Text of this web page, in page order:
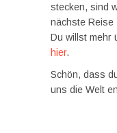
stecken, sind
nächste Reise
Du willst mehr
hier.
Schön, dass
uns die Welt